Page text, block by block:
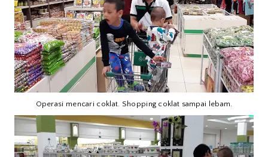
Operasi mencari coklat. Shopping coklat sampai lebam.